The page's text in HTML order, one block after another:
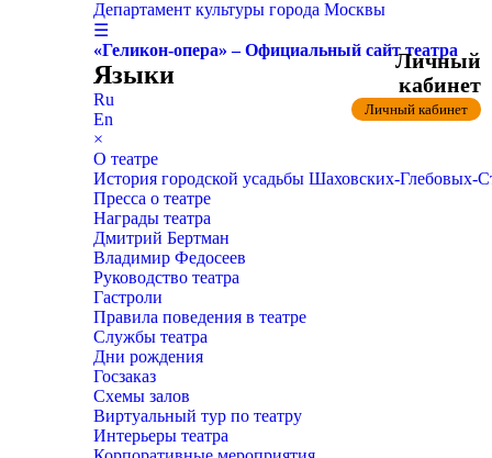
Департамент культуры города Москвы
☰
«Геликон-опера» – Официальный сайт театра
Языки
Ru
En
×
О театре
История городской усадьбы Шаховских-
Пресса о театре
Награды театра
Дмитрий Бертман
Владимир Федосеев
Руководство театра
Гастроли
Правила поведения в театре
Службы театра
Дни рождения
Госзаказ
Схемы залов
Виртуальный тур по театру
Интерьеры театра
Личный
кабинет
Личный кабинет